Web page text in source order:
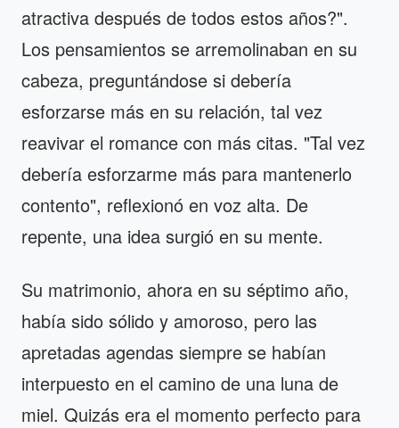
atractiva después de todos estos años?".
Los pensamientos se arremolinaban en su
cabeza, preguntándose si debería
esforzarse más en su relación, tal vez
reavivar el romance con más citas. "Tal vez
debería esforzarme más para mantenerlo
contento", reflexionó en voz alta. De
repente, una idea surgió en su mente.
Su matrimonio, ahora en su séptimo año,
había sido sólido y amoroso, pero las
apretadas agendas siempre se habían
interpuesto en el camino de una luna de
miel. Quizás era el momento perfecto para